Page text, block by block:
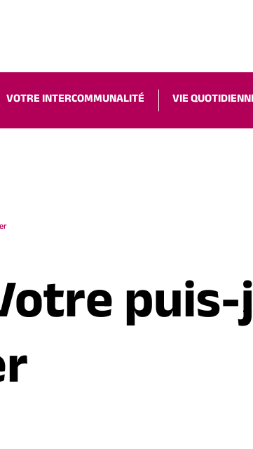
VOTRE INTERCOMMUNALITÉ VIE
puis-